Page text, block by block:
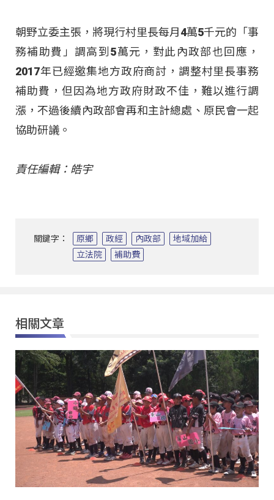
朝野立委主張，將現行村里長每月4萬5千元的「事
務補助費」調高到5萬元，對此內政部也回應，
2017年已經邀集地方政府商討，調整村里長事務
補助費，但因為地方政府財政不佳，難以進行調
漲，不過後續內政部會再和主計總處、原民會一起
協助研議。
責任編輯：皓宇
關鍵字： 原鄉 政經 內政部
地域加給
立法院
補助費
相關文章